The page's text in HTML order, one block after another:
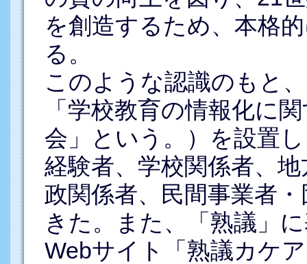
を創造するため、本格
る。
このような認識のもと
「学校教育の情報化に
会」という。）を設置
経験者、学校関係者、
政関係者、民間事業者
きた。また、「熟議」
Webサイト「熟議カケ